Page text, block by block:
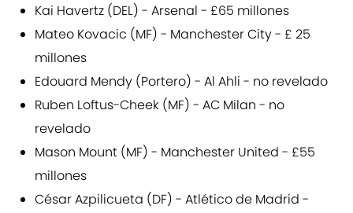
Kai Havertz (DEL) - Arsenal - £65 millones
Mateo Kovacic (MF) - Manchester City - £ 25
millones
Edouard Mendy (Portero) - Al Ahli - no revelado
Ruben Loftus-Cheek (MF) - AC Milan - no
revelado
Mason Mount (MF) - Manchester United - £55
millones
César Azpilicueta (DF) - Atlético de Madrid -